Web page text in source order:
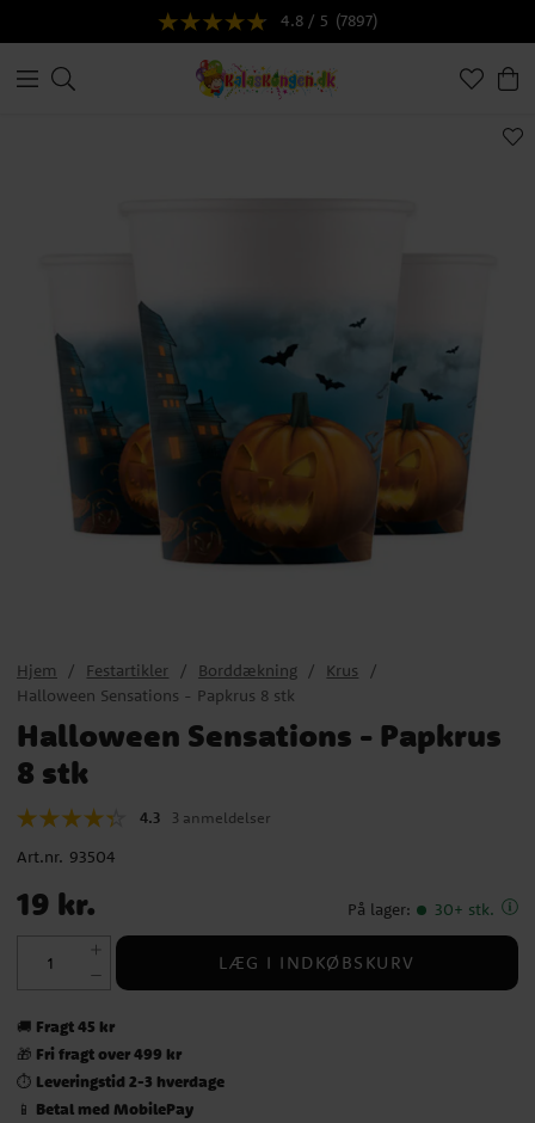
4.8 / 5 (7897)
Hjem Festartikler Borddækning
Krus
Halloween Sensations - Papkrus 8 stk
Halloween Sensations - Papkrus
8 stk
4.3 3 anmeldelser
Art.nr. 93504
Pris: 19 kr.
19 kr. På lager: 30+ stk.
LÆG I INDKØBSKURV
🚚 Fragt 45 kr
🎁 Fri fragt over 499 kr
⏱️ Leveringstid 2-3 hverdage
📱 Betal med MobilePay